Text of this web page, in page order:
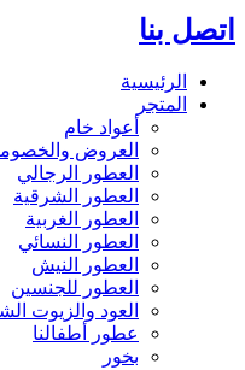
اتصل بنا
الرئيسية
المتجر
أعواد خام
العروض
العطور الرجالي
العطور الشرقية
العطور الغربية
العطور النسائي
العطور النيش
العطور للجنسين
العود والزيوت
عطور أطفالنا
بخور